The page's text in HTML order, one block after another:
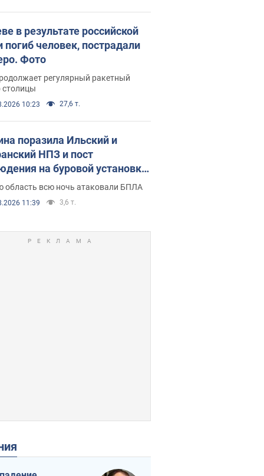
в результате российской
погиб человек, пострадали
Фото
регулярный ракетный
столицы
10:23 27,6 т.
поразила Ильский и
НПЗ и пост
на буровой установке
Генштаб раскрыл детали.
видео
область всю ночь атаковали БПЛА
11:39 3,6 т.